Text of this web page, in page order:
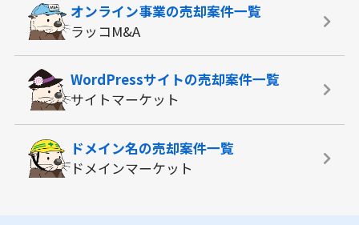
オンライン事業の売却案件一覧
ラッコM&A
WordPressサイトの売却案件一覧
サイトマーケット
ドメイン名の売却案件一覧
ドメインマーケット